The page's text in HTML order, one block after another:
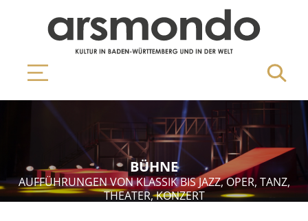
BÜHNE
AUFFÜHRUNGEN VON KLASSIK BIS JAZZ, OPER, TANZ,
THEATER, KONZERT